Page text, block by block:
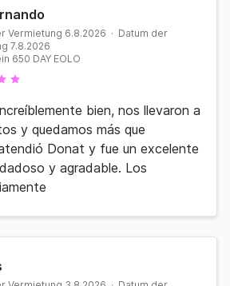
Vermietung 6.8.2026 · Datum der
7.8.2026
650 DAY EOLO
bien, nos llevaron a
y quedamos más que
Donat y fue un excelente
y agradable. Los